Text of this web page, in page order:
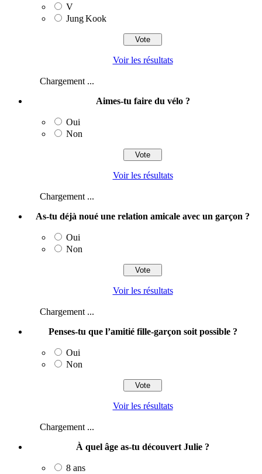
V
Jung Kook
Voir les résultats
Chargement ...
Aimes-tu faire du vélo ?
Oui
Non
Voir les résultats
Chargement ...
As-tu déjà noué une relation amicale avec un garçon ?
Oui
Non
Voir les résultats
Chargement ...
Penses-tu que l’amitié fille-garçon soit possible ?
Oui
Non
Voir les résultats
Chargement ...
À quel âge as-tu découvert Julie ?
8 ans